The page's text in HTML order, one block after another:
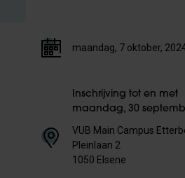
maandag, 7 oktober,
Inschrijving tot en met
maandag, 30
VUB Main Campus
Pleinlaan 2
1050 Elsene